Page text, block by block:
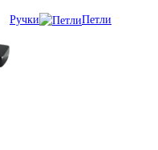
Ручки Петли